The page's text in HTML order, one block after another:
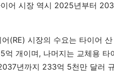
어 시장 역시 2025년부터
(RE) 시장의 수요는 타이어 산
억 개이며, 나머지는 교체용 타
년까지 233억 5천만 달러